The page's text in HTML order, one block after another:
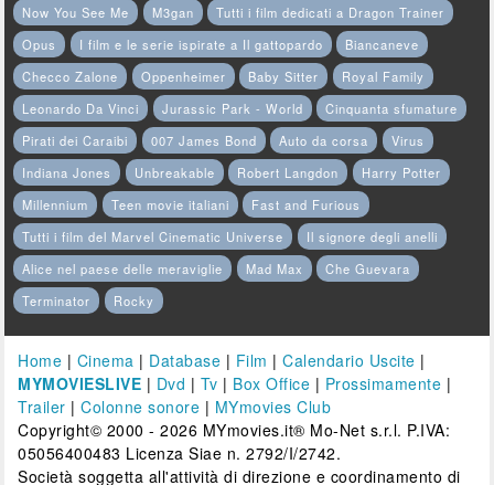
Now You See Me
M3gan
Tutti i film dedicati a Dragon Trainer
Opus
I film e le serie ispirate a Il gattopardo
Biancaneve
Checco Zalone
Oppenheimer Baby Sitter
Royal Family
Leonardo Da Vinci
Jurassic Park - World
Cinquanta sfumature
Pirati dei Caraibi
007 James Bond Auto da corsa
Virus
Indiana Jones
Unbreakable Robert Langdon
Harry Potter
Millennium
Teen movie italiani
Fast and Furious
Tutti i film del Marvel Cinematic Universe
Il signore degli anelli
Alice nel paese delle meraviglie
Mad Max
Che Guevara
Terminator
Rocky
Home | Cinema | Database | Film |Calendario Uscite |
MYMOVIESLIVE | Dvd | Tv | Box Office | Prossimamente |
Trailer |Colonne sonore | MYmovies Club
Copyright© 2000 - 2026 MYmovies.it® Mo-Net s.r.l. P.IVA:
05056400483 Licenza Siae n. 2792/I/2742.
Società soggetta all'attività di direzione e coordinamento di